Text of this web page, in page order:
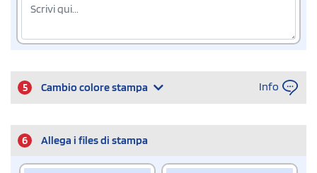
5 Cambio colore stampa Info
6 Allega i files di stampa